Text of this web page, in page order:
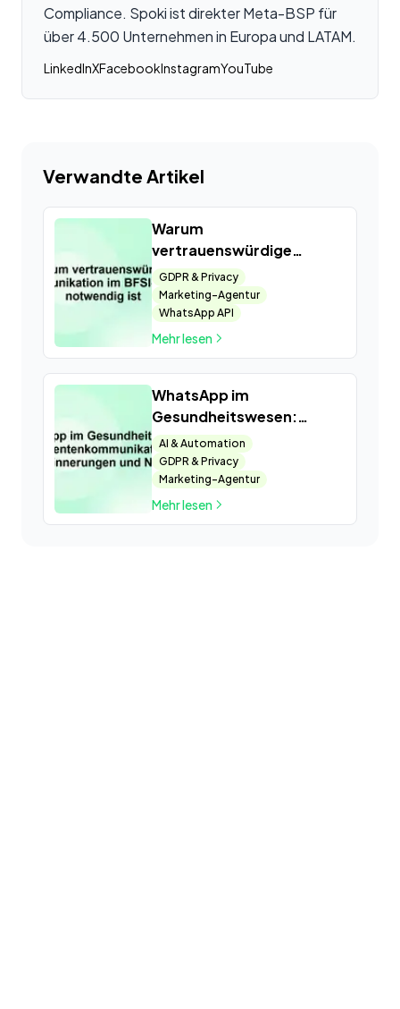
Compliance. Spoki ist direkter Meta-BSP für
über 4.500 Unternehmen in Europa und LATAM.
LinkedInXFacebookInstagramYouTube
Verwandte Artikel
Warum
vertrauenswürdige
Kommunikation im BFSI-
Sektor notwendig ist
GDPR & Privacy
Marketing-Agentur
WhatsApp API
Mehr lesen
WhatsApp im
Gesundheitswesen:
Patientenkommunikation,
Terminerinnerungen und
Nachsorge
AI & Automation
GDPR & Privacy
Marketing-Agentur
Mehr lesen